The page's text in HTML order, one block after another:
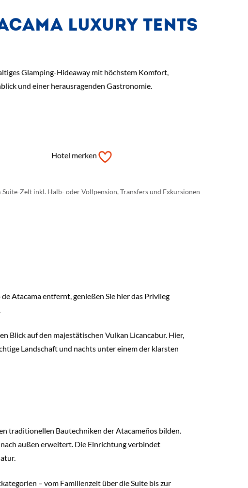
LUXURY TENTS
Glamping-Hideaway mit höchstem Komfort,
und einer herausragenden Gastronomie.
Hotel merken
Zelt inkl. Halb- oder Vollpension, Transfers und Exkursionen
Atacama entfernt, genießen Sie hier das Privileg
Blick auf den majestätischen Vulkan Licancabur. Hier,
Landschaft und nachts unter einem der klarsten
traditionellen Bautechniken der Atacameños bilden.
außen erweitert. Die Einrichtung verbindet
– vom Familienzelt über die Suite bis zur